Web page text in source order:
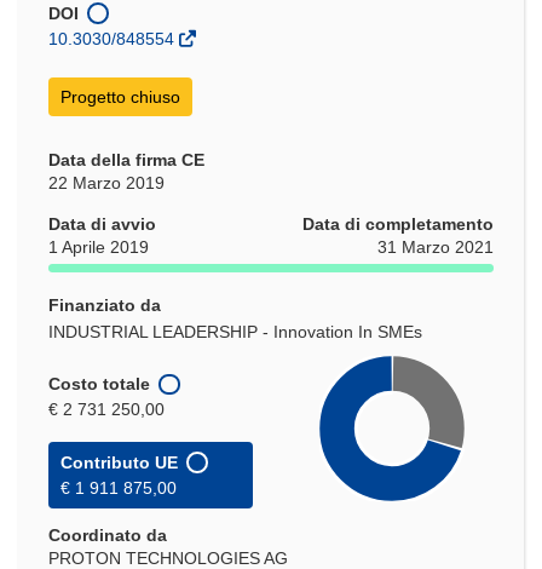
una
nuova
DOI
10.3030/848554
Progetto chiuso
Data della firma CE
22 Marzo 2019
Data di avvio
1 Aprile 2019
Data di completamento
31 Marzo 2021
Finanziato da
INDUSTRIAL LEADERSHIP - Innovation In SMEs
Costo totale
€ 2 731 250,00
Contributo UE
€ 1 911 875,00
Coordinato da
PROTON TECHNOLOGIES AG